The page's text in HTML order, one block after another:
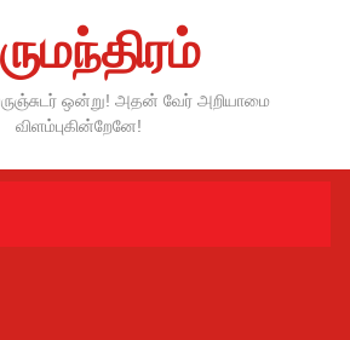
ஒன்று! அதன் வேர் அறியாமை
விளம்புகின்றேனே!